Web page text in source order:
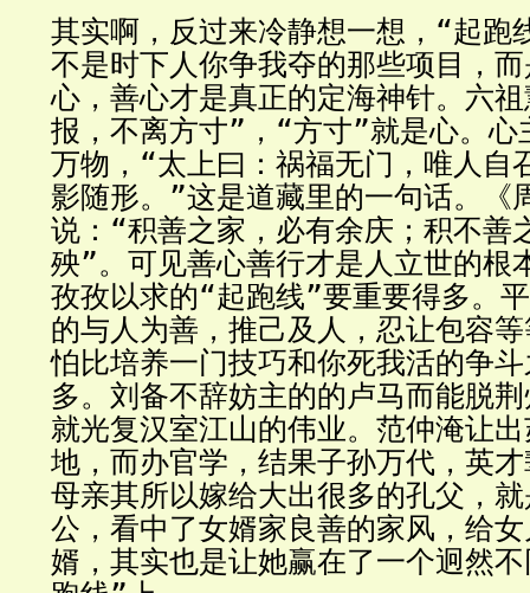
其实啊，反过来冷静想一想，“起跑
不是时下人你争我夺的那些项目，
心，善心才是真正的定海神针。六
报，不离方寸”，“方寸”就是心。心
万物，“太上曰：祸福无门，唯人自
影随形。”这是道藏里的一句话。《
说：“积善之家，必有余庆；积不善
殃”。可见善心善行才是人立世的根
孜孜以求的“起跑线”要重要得多。
的与人为善，推己及人，忍让包容
怕比培养一门技巧和你死我活的争
多。刘备不辞妨主的的卢马而能脱
就光复汉室江山的伟业。范仲淹让
地，而办官学，结果子孙万代，英
母亲其所以嫁给大出很多的孔父，
公，看中了女婿家良善的家风，给
婿，其实也是让她赢在了一个迥然